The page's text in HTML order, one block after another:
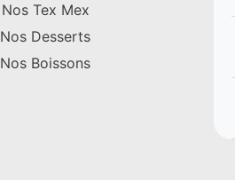
Nos Tex Mex
Nos Desserts
Nos Boissons